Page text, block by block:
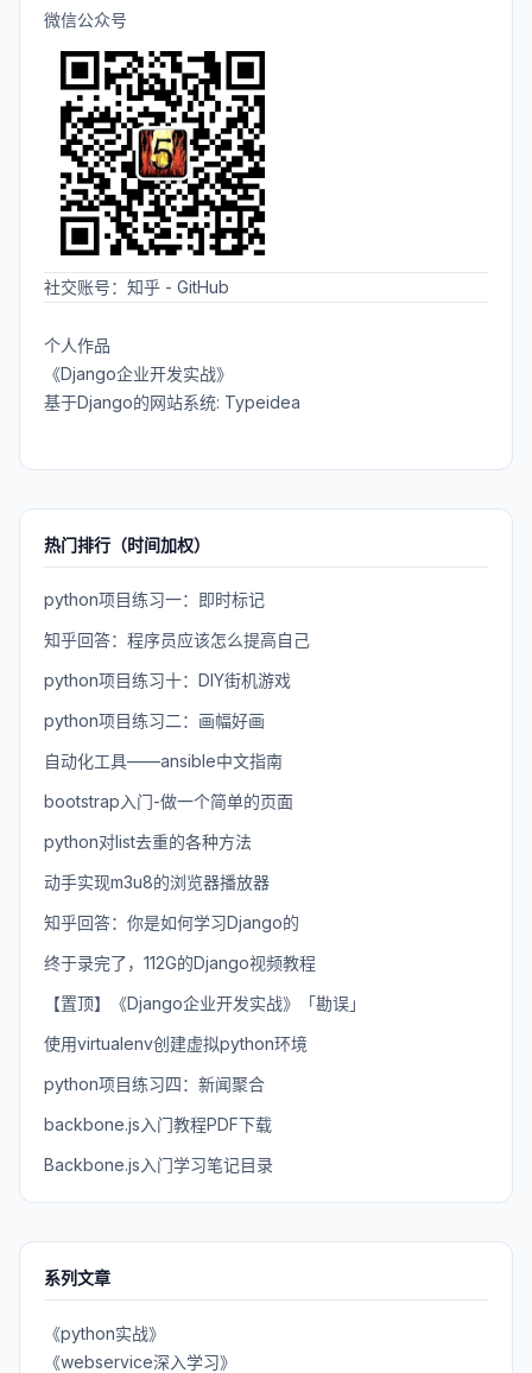
微信公众号
社交账号： 知乎 - GitHub
个人作品
《Django企业开发实战》
基于Django的网站系统: Typeidea
热门排行（时间加权）
python项目练习一：即时标记
知乎回答：程序员应该怎么提高自己
python项目练习十：DIY街机游戏
python项目练习二：画幅好画
自动化工具——ansible中文指南
bootstrap入门-做一个简单的页面
python对list去重的各种方法
动手实现m3u8的浏览器播放器
知乎回答：你是如何学习Django的
终于录完了，112G的Django视频教程
【置顶】《Django企业开发实战》「勘误」
使用virtualenv创建虚拟python环境
python项目练习四：新闻聚合
backbone.js入门教程PDF下载
Backbone.js入门学习笔记目录
系列文章
《python实战》
《webservice深入学习》